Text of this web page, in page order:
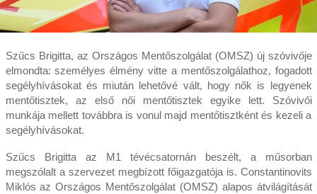
Szűcs Brigitta, az Országos Mentőszolgálat (OMSZ) új szóvivője
elmondta: személyes élmény vitte a mentőszolgálathoz, fogadott
segélyhívásokat és miután lehetővé vált, hogy nők is legyenek
mentőtisztek, az első női mentőtisztek egyike lett. Szóvivői
munkája mellett továbbra is vonul majd mentőtisztként és kezeli a
segélyhívásokat.
Szűcs Brigitta az M1 tévécsatornán beszélt, a műsorban
megszólalt a szervezet megbízott főigazgatója is. Constantinovits
Miklós az Országos Mentőszolgálat (OMSZ) alapos átvilágítását